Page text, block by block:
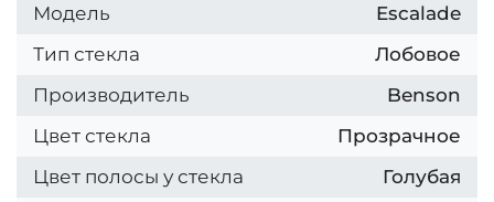
Модель
Escalade
Тип стекла
Лобовое
Производитель
Benson
Цвет стекла
Прозрачное
Цвет полосы у стекла
Голубая